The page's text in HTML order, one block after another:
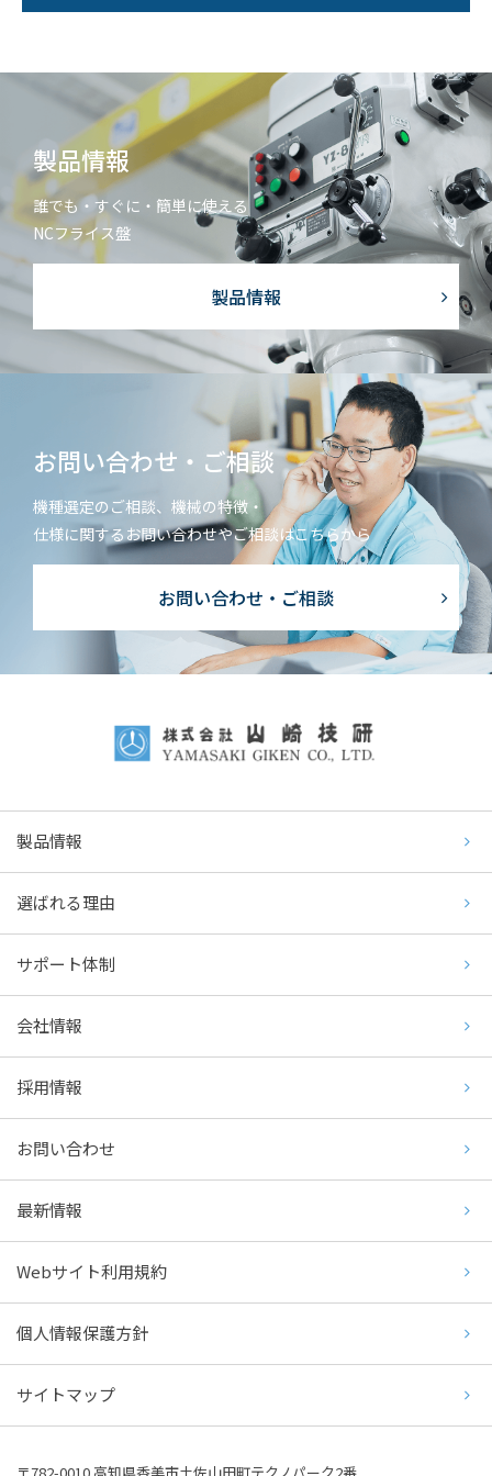
JP EN
製品情報
誰でも・すぐに・簡単に使える
NCフライス盤
製品情報
お問い合わせ・ご相談
機種選定のご相談、機械の特徴・
仕様に関するお問い合わせやご相談はこちらから
お問い合わせ・ご相談
製品情報
選ばれる理由
サポート体制
会社情報
採用情報
お問い合わせ
最新情報
Webサイト利用規約
個人情報保護方針
サイトマップ